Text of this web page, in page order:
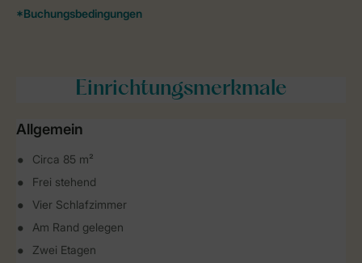
Einrichtungsmerkmale
Allgemein
Circa 85 m²
Frei stehend
Vier Schlafzimmer
Am Rand gelegen
Zwei Etagen